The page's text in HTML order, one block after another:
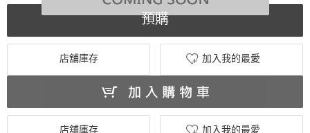
預購
店舖庫存 加入我的最愛
店舖庫存 加入我的最愛